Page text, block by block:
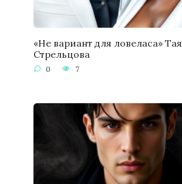
«Не вариант для ловеласа» Тая
Стрельцова
0 7